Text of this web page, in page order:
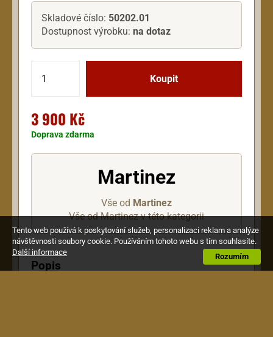
Skladové číslo: 50202.01
Dostupnost výrobku: na dotaz
3 900 Kč
Doprava zdarma
Martinez
Vše od Martinez
Vše od Martinez v této kategorii
Popis
Tento web používá k poskytování služeb, personalizaci reklam a analýze
návštěvnosti soubory cookie. Používáním tohoto webu s tím souhlasíte.
Rozumím
Další informace